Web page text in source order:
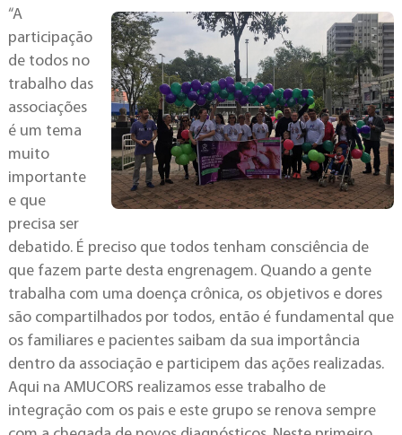
“A
participação
de todos no
trabalho das
associações
é um tema
muito
importante
e que
precisa ser
debatido. É preciso que todos tenham consciência de
que fazem parte desta engrenagem. Quando a gente
trabalha com uma doença crônica, os objetivos e dores
são compartilhados por todos, então é fundamental que
os familiares e pacientes saibam da sua importância
dentro da associação e participem das ações realizadas.
Aqui na AMUCORS realizamos esse trabalho de
integração com os pais e este grupo se renova sempre